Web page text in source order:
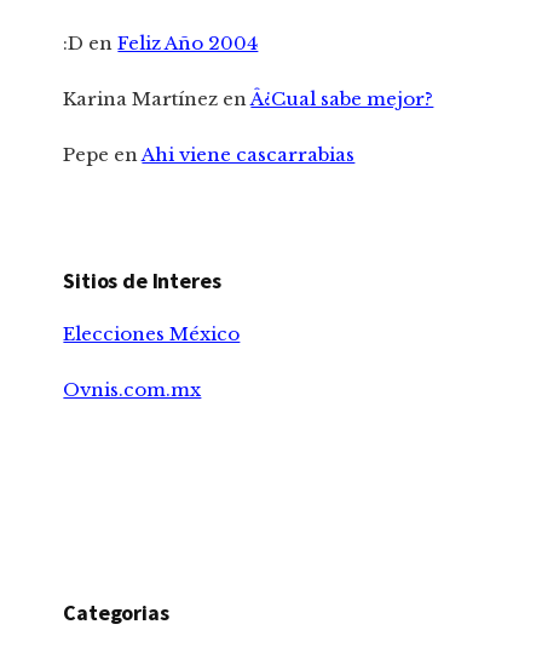
:D enFeliz Año 2004
Karina Martínez enÂ¿Cual sabe mejor?
Pepe enAhi viene cascarrabias
Sitios de Interes
Elecciones México
Ovnis.com.mx
Categorias